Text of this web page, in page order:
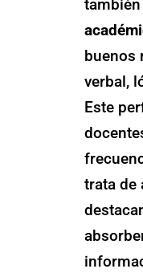
buenos
verbal,
Este
trata de